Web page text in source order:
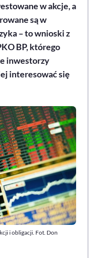
, otwiera się w nowym
w nowym oknie
Zgłoś problem
, otwiera się w
w akcje, a
są w
– to wnioski z
BP, którego
inwestorzy
interesować się
i obligacji. Fot. Don